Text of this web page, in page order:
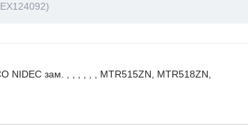
зам. , , , , , , MTR515ZN, MTR518ZN,